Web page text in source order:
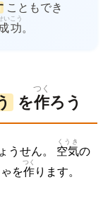
こともでき
功
いこう
。
を作
つく
ろう
うせん。 空気
くうき
の
を作
つく
ります。